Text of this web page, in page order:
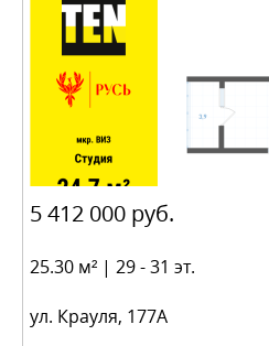
5 412 000 руб.
25.30 м² | 29 - 31 эт.
ул. Крауля, 177А